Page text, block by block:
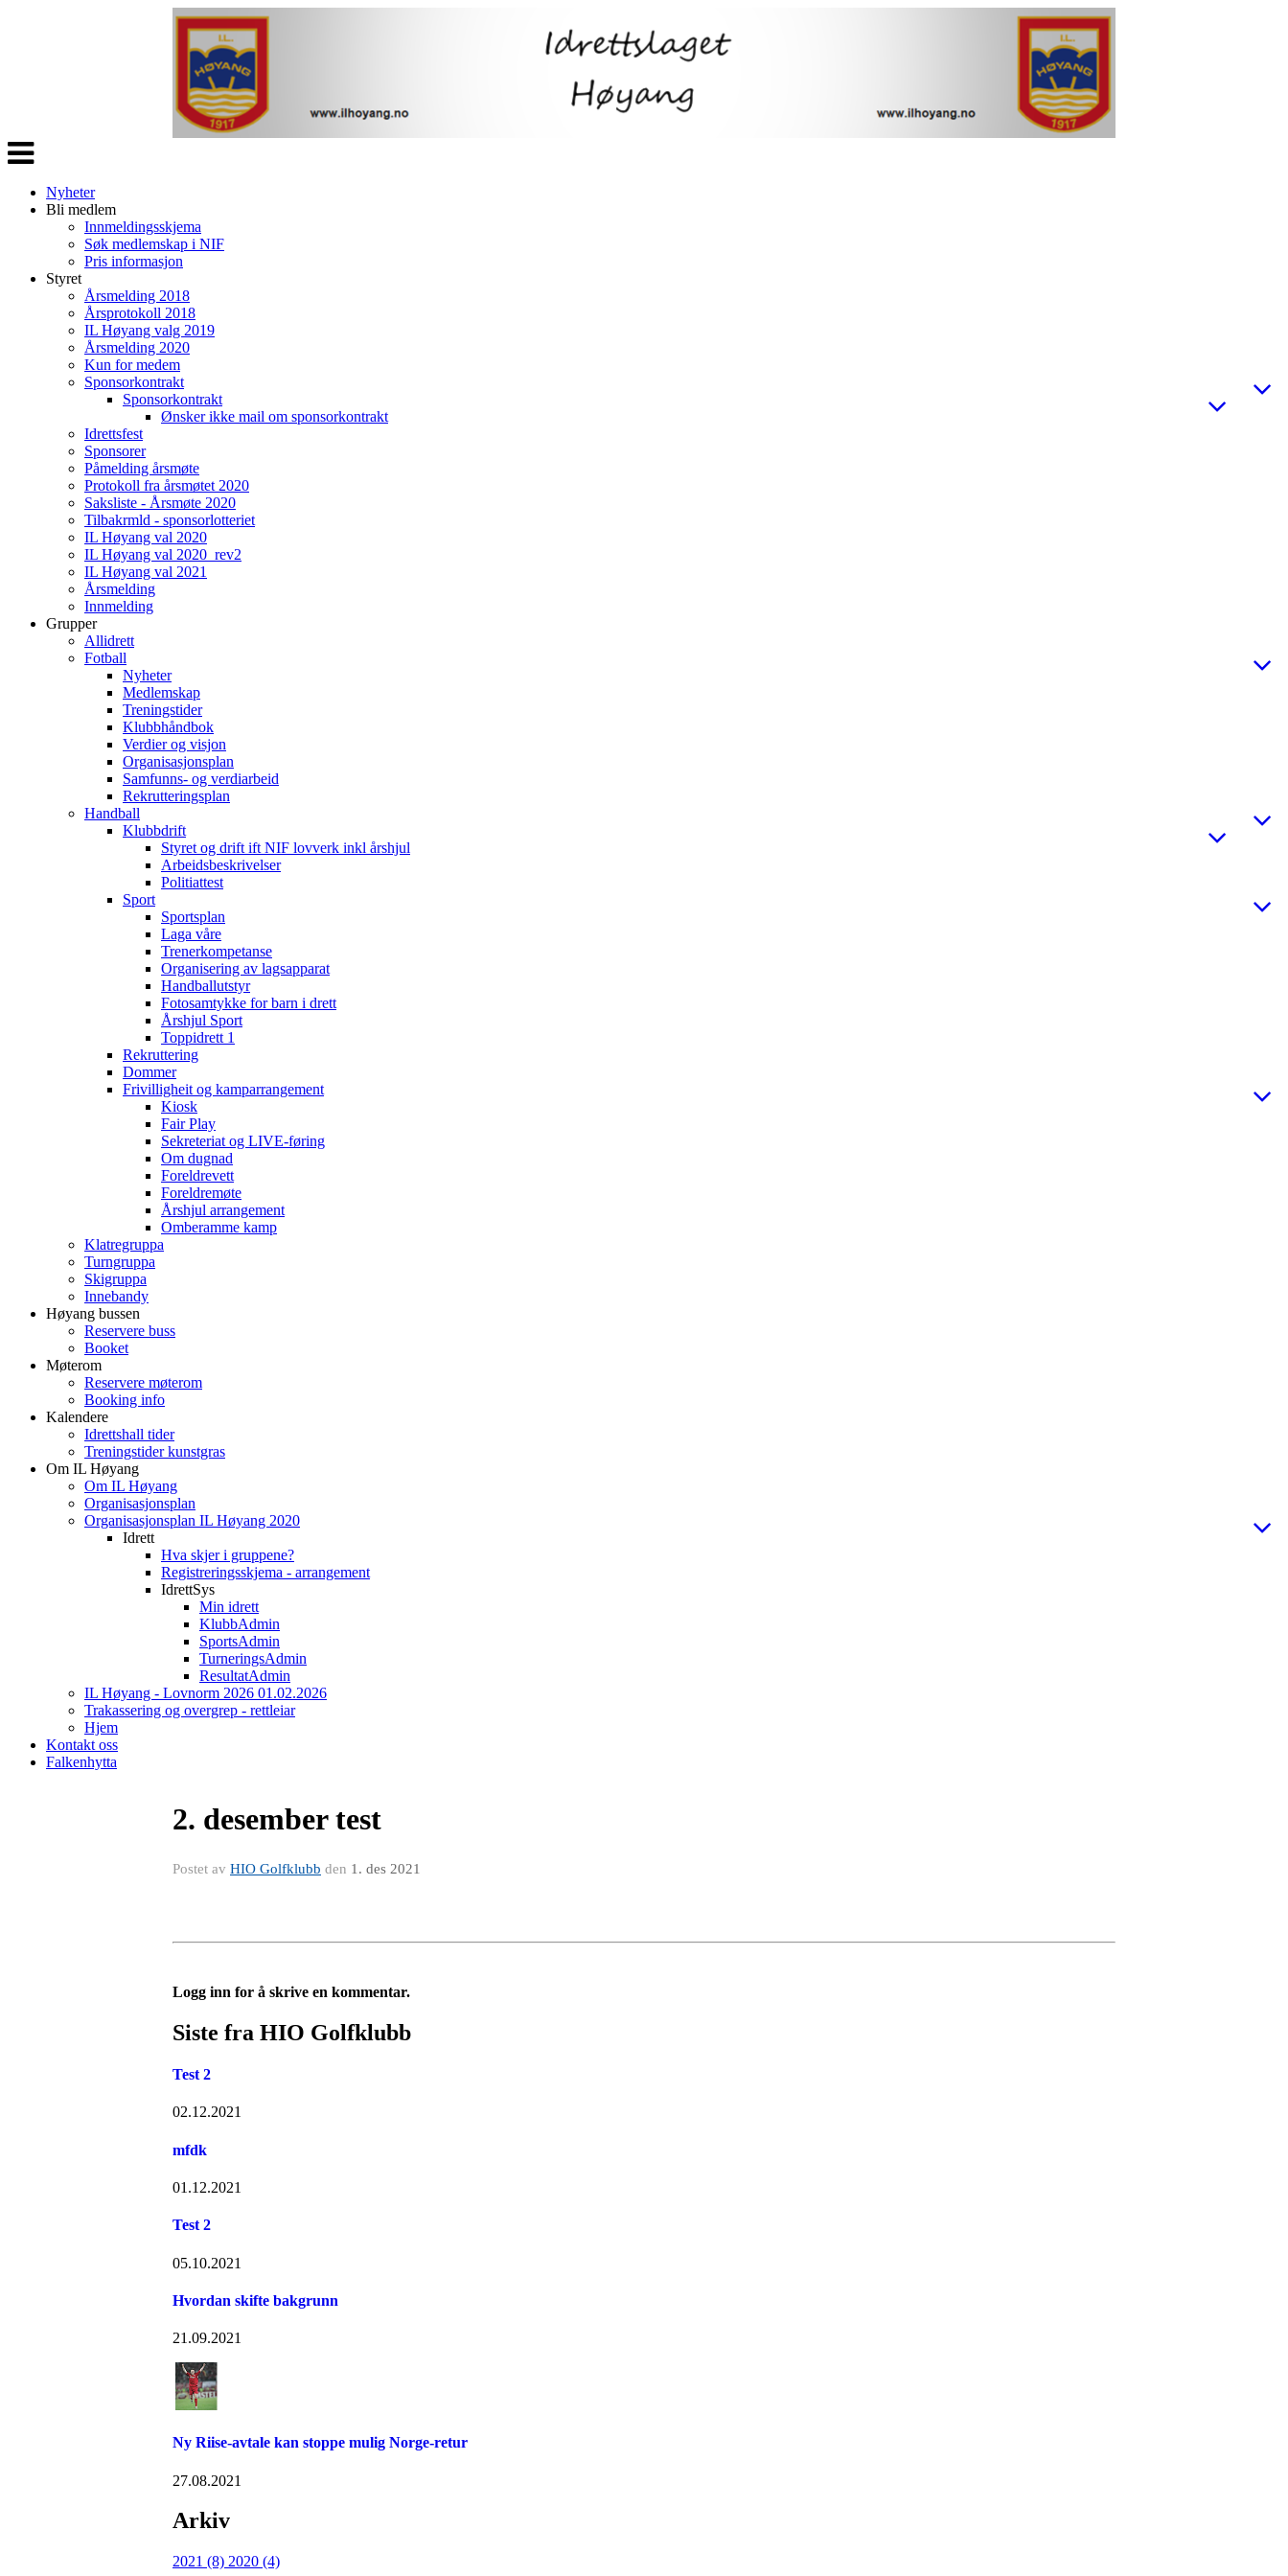
Veksle
navigasjon
Nyheter
Bli medlem
Innmeldingsskjema
Søk medlemskap i NIF
Pris informasjon
Styret
Årsmelding 2018
Årsprotokoll 2018
IL Høyang valg 2019
Årsmelding 2020
Kun for medem
Sponsorkontrakt
Sponsorkontrakt
Ønsker ikke mail om sponsorkontrakt
Idrettsfest
Sponsorer
Påmelding årsmøte
Protokoll fra årsmøtet 2020
Saksliste - Årsmøte 2020
Tilbakrmld - sponsorlotteriet
IL Høyang val 2020
IL Høyang val 2020_rev2
IL Høyang val 2021
Årsmelding
Innmelding
Grupper
Allidrett
Fotball
Nyheter
Medlemskap
Treningstider
Klubbhåndbok
Verdier og visjon
Organisasjonsplan
Samfunns- og verdiarbeid
Rekrutteringsplan
Handball
Klubbdrift
Styret og drift ift NIF lovverk inkl årshjul
Arbeidsbeskrivelser
Politiattest
Sport
Sportsplan
Laga våre
Trenerkompetanse
Organisering av lagsapparat
Handballutstyr
Fotosamtykke for barn i drett
Årshjul Sport
Toppidrett 1
Rekruttering
Dommer
Frivilligheit og kamparrangement
Kiosk
Fair Play
Sekreteriat og LIVE-føring
Om dugnad
Foreldrevett
Foreldremøte
Årshjul arrangement
Omberamme kamp
Klatregruppa
Turngruppa
Skigruppa
Innebandy
Høyang bussen
Reservere buss
Booket
Møterom
Reservere møterom
Booking info
Kalendere
Idrettshall tider
Treningstider kunstgras
Om IL Høyang
Om IL Høyang
Organisasjonsplan
Organisasjonsplan IL Høyang 2020
Idrett
Hva skjer i gruppene?
Registreringsskjema - arrangement
IdrettSys
Min idrett
KlubbAdmin
SportsAdmin
TurneringsAdmin
ResultatAdmin
IL Høyang - Lovnorm 2026 01.02.2026
Trakassering og overgrep - rettleiar
Hjem
Kontakt oss
Falkenhytta
2. desember test
Postet av HIO Golfklubb den 1. des 2021
Logg inn for å skrive en kommentar.
Siste fra HIO Golfklubb
Test 2
02.12.2021
mfdk
01.12.2021
Test 2
05.10.2021
Hvordan skifte bakgrunn
21.09.2021
Ny Riise-avtale kan stoppe mulig Norge-retur
27.08.2021
Arkiv
2021 (8) 2020 (4)